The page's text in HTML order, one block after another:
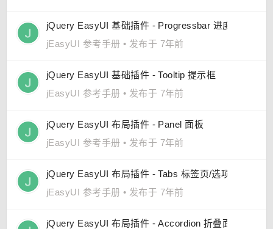
jQuery EasyUI 基础插件 - Progressbar 进度条
jEasyUI 参考手册 • 发布于 7年前
jQuery EasyUI 基础插件 - Tooltip 提示框
jEasyUI 参考手册 • 发布于 7年前
jQuery EasyUI 布局插件 - Panel 面板
jEasyUI 参考手册 • 发布于 7年前
jQuery EasyUI 布局插件 - Tabs 标签页/选项卡
jEasyUI 参考手册 • 发布于 7年前
jQuery EasyUI 布局插件 - Accordion 折叠面板